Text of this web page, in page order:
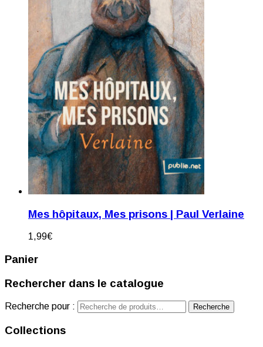
Mes hôpitaux, Mes prisons | Paul Verlaine
1,99€
Panier
Rechercher dans le catalogue
Recherche pour : Recherche
Collections